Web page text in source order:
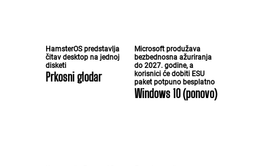
HamsterOS predstavlja
čitav desktop na jednoj
disketi
Prkosni glodar
Microsoft produžava
bezbednosna ažuriranja
do 2027. godine, a
korisnici će dobiti ESU
paket potpuno besplatno
Windows 10 (ponovo)